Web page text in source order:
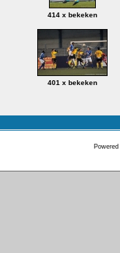
414 x bekeken
401 x bekeken